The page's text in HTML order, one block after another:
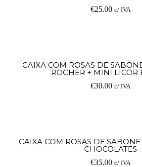
€25.00 c/ IVA
CAIXA COM ROSAS DE
ROCHER + MINI LICOR
€30.00 c/ IVA
CAIXA COM ROSAS DE
CHOCOLATES
€35.00 c/ IVA